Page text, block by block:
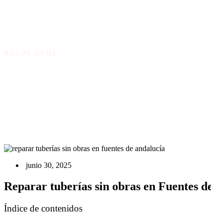
junio 30, 2025
Reparar tuberías sin obras en Fuentes
Índice de contenidos